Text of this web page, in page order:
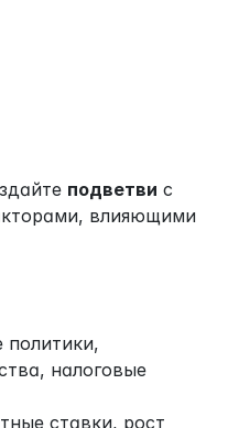
подветви с
влияющими
политики,
налоговые
ставки, рост